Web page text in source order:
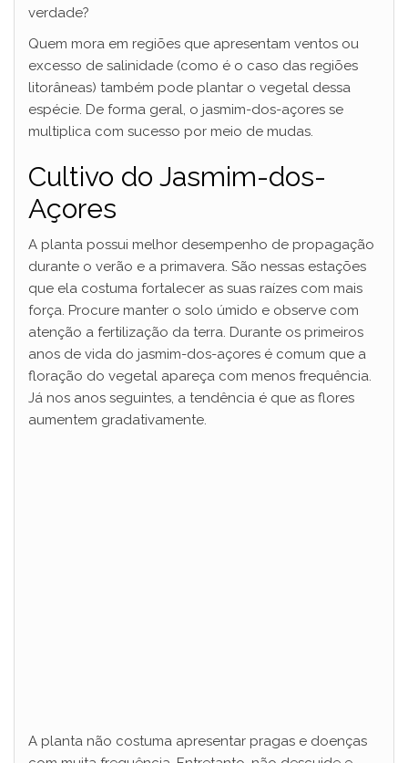
verdade?
Quem mora em regiões que apresentam ventos ou
excesso de salinidade (como é o caso das regiões
litorâneas) também pode plantar o vegetal dessa
espécie. De forma geral, o jasmim-dos-açores se
multiplica com sucesso por meio de mudas.
Cultivo do Jasmim-dos-
Açores
A planta possui melhor desempenho de propagação
durante o verão e a primavera. São nessas estações
que ela costuma fortalecer as suas raízes com mais
força. Procure manter o solo úmido e observe com
atenção a fertilização da terra. Durante os primeiros
anos de vida do jasmim-dos-açores é comum que a
floração do vegetal apareça com menos frequência.
Já nos anos seguintes, a tendência é que as flores
aumentem gradativamente.
A planta não costuma apresentar pragas e doenças